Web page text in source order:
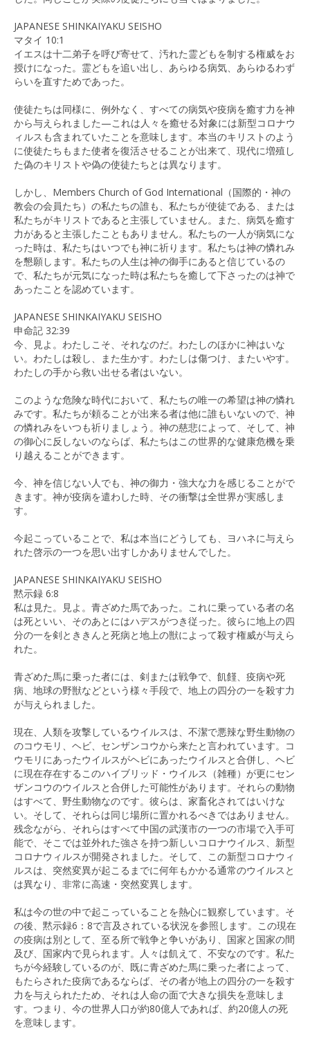
JAPANESE SHINKAIYAKU SEISHO
マタイ 10:1
イエスは十二弟子を呼び寄せて、汚れた霊どもを制する権威をお
授けになった。霊どもを追い出し、あらゆる病気、あらゆるわず
らいを直すためであった。
使徒たちは同様に、例外なく、すべての病気や疫病を癒す力を神
から与えられました—これは人々を癒せる対象には新型コロナウ
ィルスも含まれていたことを意味します。本当のキリストのよう
に使徒たちもまた使者を復活させることが出来て、現代に増殖し
た偽のキリストや偽の使徒たちとは異なります。
しかし、Members Church of God International（国際的・神の
教会の会員たち）の私たちの誰も、私たちが使徒である、または
私たちがキリストであると主張していません。また、病気を癒す
力があると主張したこともありません。私たちの一人が病気にな
った時は、私たちはいつでも神に祈ります。私たちは神の憐れみ
を懇願します。私たちの人生は神の御手にあると信じているの
で、私たちが元気になった時は私たちを癒して下さったのは神で
あったことを認めています。
JAPANESE SHINKAIYAKU SEISHO
申命記 32:39
今、見よ。わたしこそ、それなのだ。わたしのほかに神はいな
い。わたしは殺し、また生かす。わたしは傷つけ、またいやす。
わたしの手から救い出せる者はいない。
このような危険な時代において、私たちの唯一の希望は神の憐れ
みです。私たちが頼ることが出来る者は他に誰もいないので、神
の憐れみをいつも祈りましょう。神の慈悲によって、そして、神
の御心に反しないのならば、私たちはこの世界的な健康危機を乗
り越えることができます。
今、神を信じない人でも、神の御力・強大な力を感じることがで
きます。神が疫病を遣わした時、その衝撃は全世界が実感しま
す。
今起こっていることで、私は本当にどうしても、ヨハネに与えら
れた啓示の一つを思い出すしかありませんでした。
JAPANESE SHINKAIYAKU SEISHO
黙示録 6:8
私は見た。見よ。青ざめた馬であった。これに乗っている者の名
は死といい、そのあとにはハデスがつき従った。彼らに地上の四
分の一を剣とききんと死病と地上の獣によって殺す権威が与えら
れた。
青ざめた馬に乗った者には、剣または戦争で、飢饉、疫病や死
病、地球の野獣などという様々手段で、地上の四分の一を殺す力
が与えられました。
現在、人類を攻撃しているウイルスは、不潔で悪辣な野生動物の
のコウモリ、ヘビ、センザンコウから来たと言われています。コ
ウモリにあったウイルスがヘビにあったウイルスと合併し、ヘビ
に現在存在するこのハイブリッド・ウイルス（雑種）が更にセン
ザンコウのウイルスと合併した可能性があります。それらの動物
はすべて、野生動物なのです。彼らは、家畜化されてはいけな
い。そして、それらは同じ場所に置かれるべきではありません。
残念ながら、それらはすべて中国の武漢市の一つの市場で入手可
能で、そこでは並外れた強さを持つ新しいコロナウイルス、新型
コロナウィルスが開発されました。そして、この新型コロナウィ
ルスは、突然変異が起こるまでに何年もかかる通常のウイルスと
は異なり、非常に高速・突然変異します。
私は今の世の中で起こっていることを熱心に観察しています。そ
の後、黙示録6：8で言及されている状況を参照します。この現在
の疫病は別として、至る所で戦争と争いがあり、国家と国家の間
及び、国家内で見られます。人々は飢えて、不安なのです。私た
ちが今経験しているのが、既に青ざめた馬に乗った者によって、
もたらされた疫病であるならば、その者が地上の四分の一を殺す
力を与えられたため、それは人命の面で大きな損失を意味しま
す。つまり、今の世界人口が約80億人であれば、約20億人の死
を意味します。